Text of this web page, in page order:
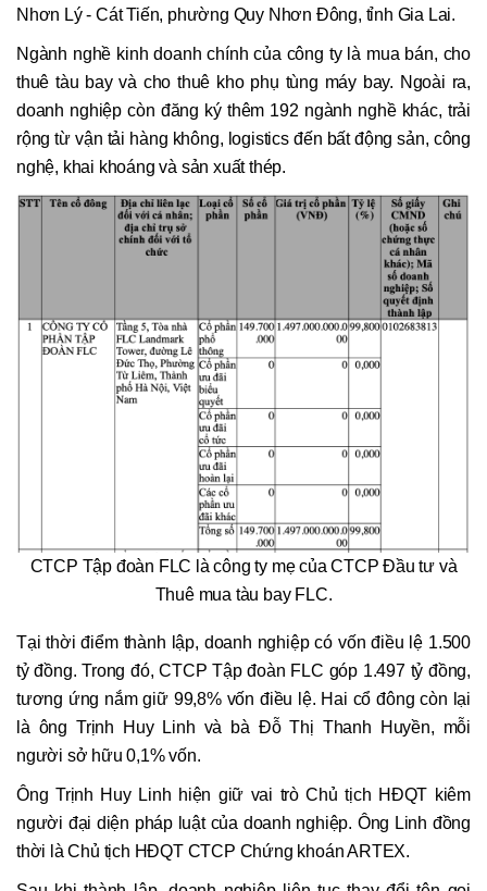
Nhơn Lý - Cát Tiến, phường Quy Nhơn Đông, tỉnh Gia Lai.
Ngành nghề kinh doanh chính của công ty là mua bán, cho
thuê tàu bay và cho thuê kho phụ tùng máy bay. Ngoài ra,
doanh nghiệp còn đăng ký thêm 192 ngành nghề khác, trải
rộng từ vận tải hàng không, logistics đến bất động sản, công
nghệ, khai khoáng và sản xuất thép.
CTCP Tập đoàn FLC là công ty mẹ của CTCP Đầu tư và
Thuê mua tàu bay FLC.
Tại thời điểm thành lập, doanh nghiệp có vốn điều lệ 1.500
tỷ đồng. Trong đó, CTCP Tập đoàn FLC góp 1.497 tỷ đồng,
tương ứng nắm giữ 99,8% vốn điều lệ. Hai cổ đông còn lại
là ông Trịnh Huy Linh và bà Đỗ Thị Thanh Huyền, mỗi
người sở hữu 0,1% vốn.
Ông Trịnh Huy Linh hiện giữ vai trò Chủ tịch HĐQT kiêm
người đại diện pháp luật của doanh nghiệp. Ông Linh đồng
thời là Chủ tịch HĐQT CTCP Chứng khoán ARTEX.